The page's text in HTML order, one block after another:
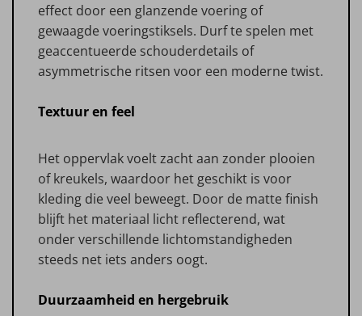
effect door een glanzende voering of
gewaagde voeringstiksels. Durf te spelen met
geaccentueerde schouderdetails of
asymmetrische ritsen voor een moderne twist.
Textuur en feel
Het oppervlak voelt zacht aan zonder plooien
of kreukels, waardoor het geschikt is voor
kleding die veel beweegt. Door de matte finish
blijft het materiaal licht reflecterend, wat
onder verschillende lichtomstandigheden
steeds net iets anders oogt.
Duurzaamheid en hergebruik